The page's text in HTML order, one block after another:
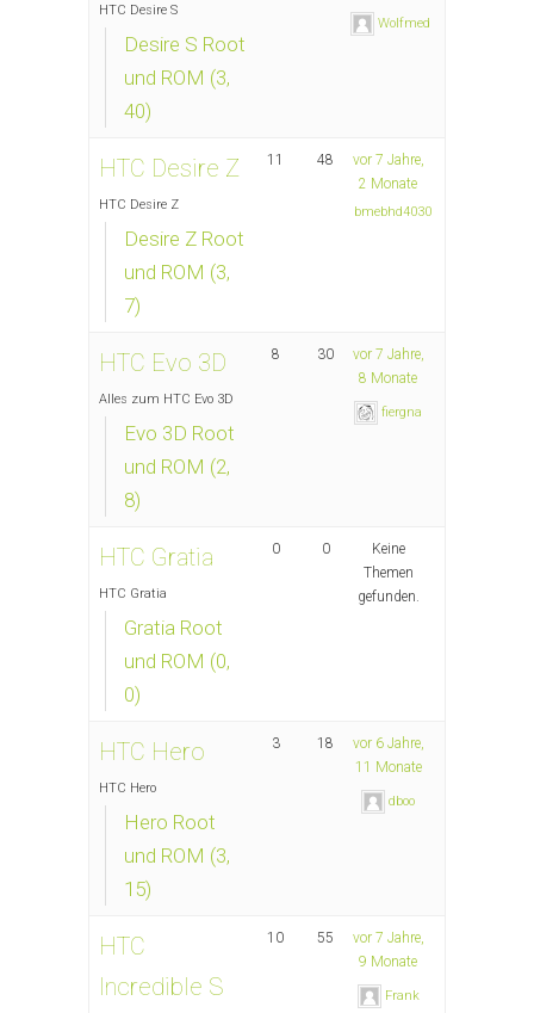
HTC Desire S
Desire S Root
und ROM (3,
40)
Wolfmed
HTC Desire Z
HTC Desire Z
Desire Z Root
und ROM (3,
7)
11 48
vor 7 Jahre,
2 Monate
bmebhd4030
HTC Evo 3D
Alles zum HTC Evo 3D
Evo 3D Root
und ROM (2,
8)
8 30
vor 7 Jahre,
8 Monate
fiergna
HTC Gratia
HTC Gratia
Gratia Root
und ROM (0,
0)
0 0
Keine
Themen
gefunden.
HTC Hero
HTC Hero
Hero Root
und ROM (3,
15)
3 18
vor 6 Jahre,
11 Monate
dboo
HTC
Incredible S
10 55
vor 7 Jahre,
9 Monate
Frank